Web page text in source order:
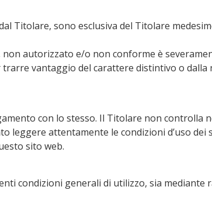
Titolare, sono esclusiva del Titolare
autorizzato e/o non conforme è
vantaggio del carattere distintivo o dalla
con lo stesso. Il Titolare non controlla
leggere attentamente le condizioni d’uso dei
sito web.
condizioni generali di utilizzo, sia mediante